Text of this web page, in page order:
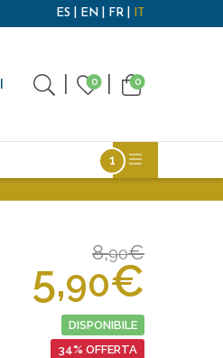
ES EN FR IT
0 0
8,90€
5,90€
DISPONIBILE
34% OFFERTA